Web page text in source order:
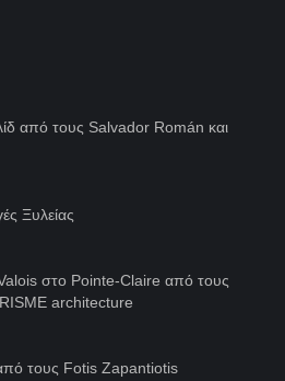
από τους Salvador Román και
Ξυλείας
στο Pointe-Claire από τους
architecture
τους Fotis Zapantiotis